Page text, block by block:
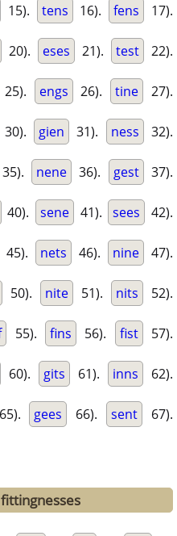
15). tens 16). fens 17).
20). eses 21). test 22).
25). engs 26). tine 27).
30). gien 31). ness 32).
35). nene 36). gest 37).
40). sene 41). sees 42).
45). nets 46). nine 47).
50). nite 51). nits 52).
55). fins 56). fist 57).
60). gits 61). inns 62).
65). gees 66). sent 67).